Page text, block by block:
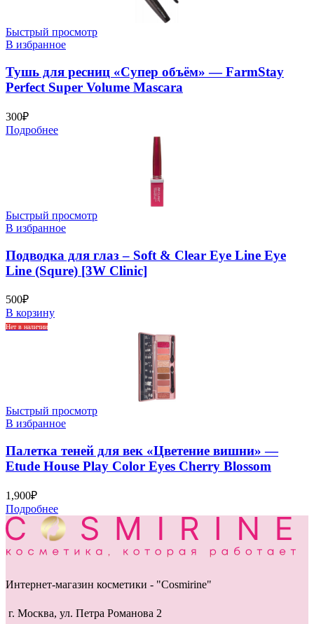
Быстрый просмотр
В избранное
Тушь для ресниц «Супер объём» — FarmStay
Perfect Super Volume Mascara
300₽
Подробнее
Быстрый просмотр
В избранное
Подводка для глаз – Soft & Clear Eye Line Eye
Line (Squre) [3W Clinic]
500₽
В корзину
Нет в наличии
Быстрый просмотр
В избранное
Палетка теней для век «Цветение вишни» —
Etude House Play Color Eyes Cherry Blossom
1,900₽
Подробнее
Интернет-магазин косметики - "Cosmirine"
г. Москва, ул. Петра Романова 2